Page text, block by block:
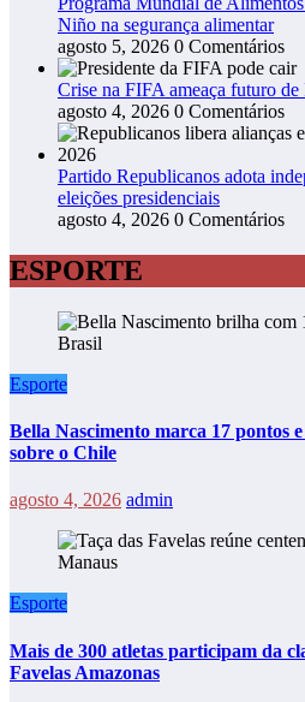
Niño na segurança alimentar
agosto 5, 2026 0 Comentários
Crise na FIFA ameaça futuro
agosto 4, 2026 0 Comentários
Partido Republicanos adota
eleições presidenciais
agosto 4, 2026 0 Comentários
ESPORTE
Esporte
Bella Nascimento marca 17 pontos
sobre o Chile
agosto 4, 2026 admin
Esporte
Mais de 300 atletas participam da
Favelas Amazonas